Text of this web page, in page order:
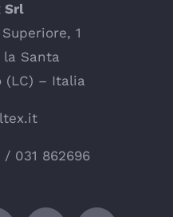
Srl
1
la Santa
(LC) – Italia
/ 031 862696